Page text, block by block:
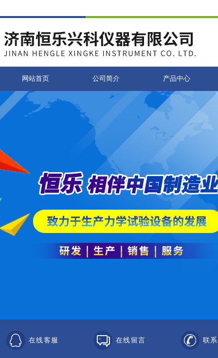
网站首页 公司简介 产品中心
在线客服 在线留言 联